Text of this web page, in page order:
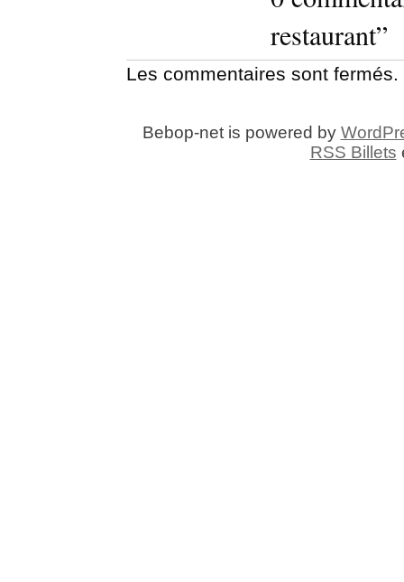
restaurant”
Les commentaires sont fermés.
Bebop-net is powered by
RSS Billets